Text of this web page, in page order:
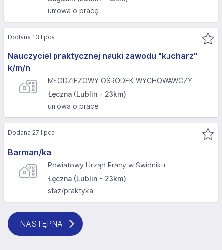
umowa o pracę
Nauczyciel praktycznej nauki zawodu "kucharz"
k/m/n
MŁODZIEŻOWY OŚRODEK WYCHOWAWCZY
Łęczna (Lublin - 23km)
umowa o pracę
Dodana 13 lipca
Barman/ka
Powiatowy Urząd Pracy w Świdniku
Łęczna (Lublin - 23km)
staż/praktyka
Dodana 27 lipca
NASTĘPNA